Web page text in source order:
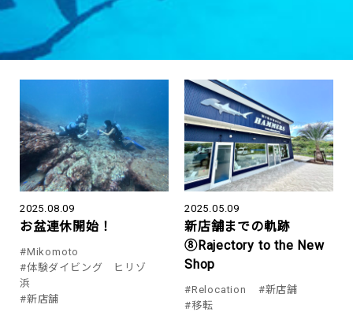
2025.08.09
お盆連休開始！
#Mikomoto
#体験ダイビング ヒリゾ
浜
#新店舗
2025.05.09
新店舗までの軌跡
⑧Rajectory to the New
Shop
#Relocation
#新店舗
#移転